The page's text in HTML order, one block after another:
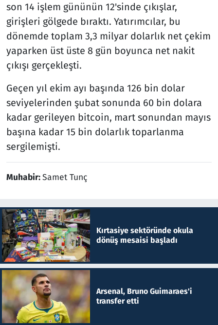
son 14 işlem gününün 12'sinde çıkışlar,
girişleri gölgede bıraktı. Yatırımcılar, bu
dönemde toplam 3,3 milyar dolarlık net çekim
yaparken üst üste 8 gün boyunca net nakit
çıkışı gerçekleşti.
Geçen yıl ekim ayı başında 126 bin dolar
seviyelerinden şubat sonunda 60 bin dolara
kadar gerileyen bitcoin, mart sonundan mayıs
başına kadar 15 bin dolarlık toparlanma
sergilemişti.
Muhabir:Samet Tunç
Kırtasiye sektöründe okula
dönüş mesaisi başladı
Arsenal, Bruno Guimaraes'i
transfer etti